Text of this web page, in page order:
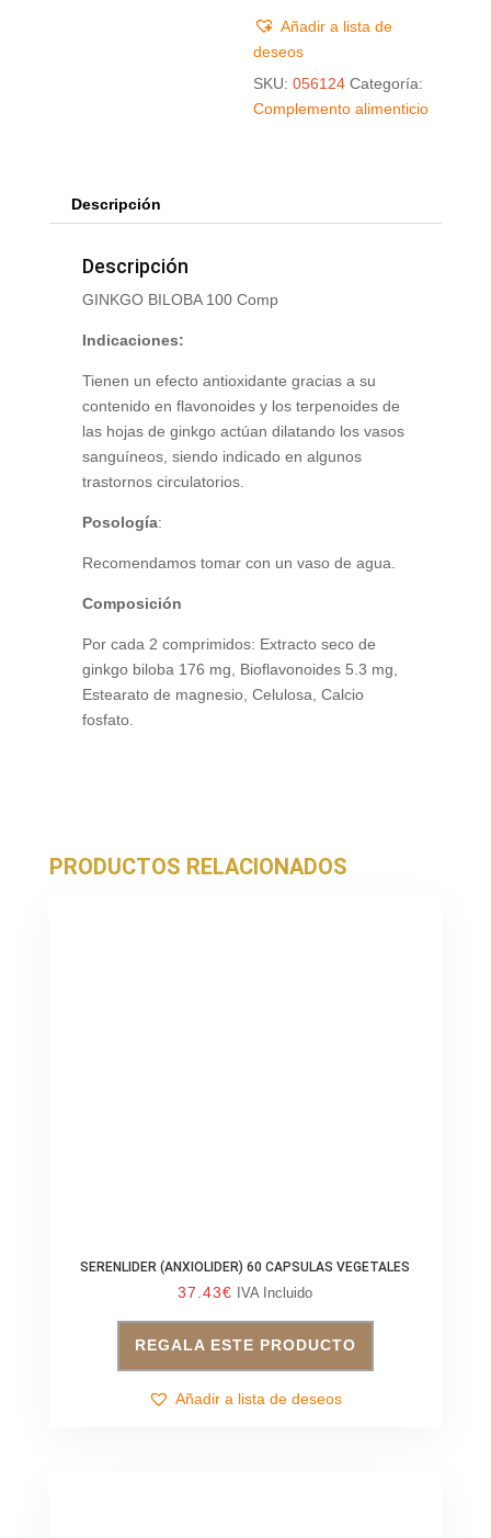
Añadir a lista de
deseos
SKU:056124 Categoría:
Complemento alimenticio
Descripción
Descripción
GINKGO BILOBA 100 Comp
Indicaciones:
Tienen un efecto antioxidante gracias a su
contenido en flavonoides y los terpenoides de
las hojas de ginkgo actúan dilatando los vasos
sanguíneos, siendo indicado en algunos
trastornos circulatorios.
Posología:
Recomendamos tomar con un vaso de agua.
Composición
Por cada 2 comprimidos: Extracto seco de
ginkgo biloba 176 mg, Bioflavonoides 5.3 mg,
Estearato de magnesio, Celulosa, Calcio
fosfato.
PRODUCTOS RELACIONADOS
SERENLIDER (ANXIOLIDER) 60 CAPSULAS VEGETALES
37.43€ IVA Incluido
REGALA ESTE PRODUCTO
Añadir a lista de deseos